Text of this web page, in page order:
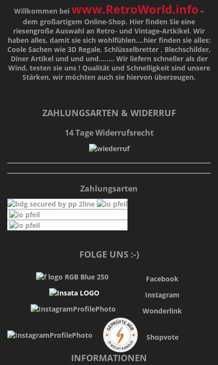
Willkommen bei www.RetroWorld.info –
dem großartigem Online-Shop. Hier finden Sie eine
riesengroße Auswahl an Retro- und Vintage-Artkikel. Wir
haben alles, damit sie sich wohlfühlen....hier finden sie alles:
Coole Sachen wie 3D Regale, Schlüsselbretter , Blechschilder,
Diner Artikel und und und........ Wir liefern schneller als der
Wind, testen sie uns ! Qualitätund Schnelligkeitsind unsere
Stärken, wir möchten auch sie hiervon überzeugen.
ZAHLUNGSARTEN & WIDERRUF
14 Tage Widerrufsrecht
Zahlungsarten
FOLGE UNS :-)
Facebook
Instagram
Wonderlink
Shopvote
INFORMATIONEN